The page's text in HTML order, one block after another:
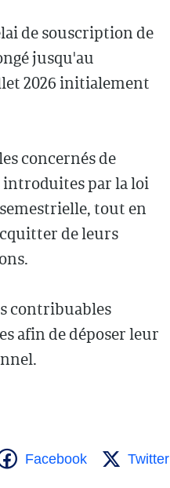
de souscription de
jusqu'au
2026 initialement
concernés de
introduites par la loi
tout en
de leurs
contribuables
afin de déposer leur
Facebook Twitter